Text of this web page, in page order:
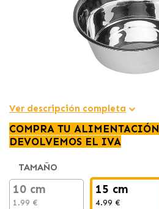
Ver descripción completa
COMPRA TU
DEVOLVEMOS EL IVA
TAMAÑO
10 cm
1.99 €
15 cm
4.99 €